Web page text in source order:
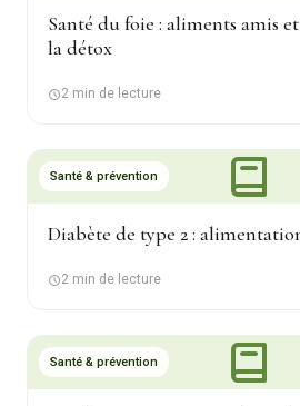
Santé du foie : aliments amis
la détox
2 min de lecture
Santé & prévention
Diabète de type 2 :
2 min de lecture
Santé & prévention